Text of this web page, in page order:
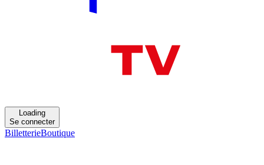
Loading
Se connecter
BilletterieBoutique